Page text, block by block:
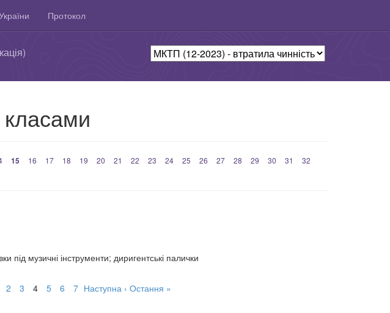
Протокол
класами
15 16 17 18 19 20 21 22 23 24 25 26 27 28 29 30 31
32
під музичні інструменти; диригентські палички
2 3 4 5 6 7 Наступна › Остання »